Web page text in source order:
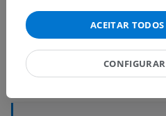
Hierarquia anatômica
ACEITAR TODOS